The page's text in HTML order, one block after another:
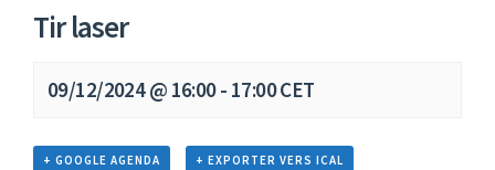
Tir laser
09/12/2024 @ 16:00- 17:00CET
+ GOOGLE AGENDA + EXPORTER VERS ICAL